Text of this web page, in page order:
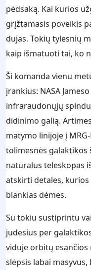
pėdsaką. Kai kurios
grįžtamasis poveikis
dujas. Tokių tylesnių
kaip išmatuoti tai, ko
Ši komanda vienu
įrankius: NASA
infraraudonųjų
didinimo galią.
matymo linijoje į
tolimesnės galaktikos
natūralus teleskopas
atskirti detales,
blankias dėmes.
Su tokiu sustiprintu
judesius per
viduje orbitų esančios
slėpsis labai